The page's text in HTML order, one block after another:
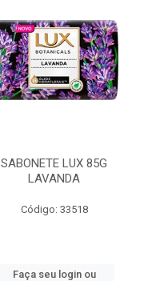
SABONETE LUX 85G
LAVANDA
Código: 33518
Faça seu login ou